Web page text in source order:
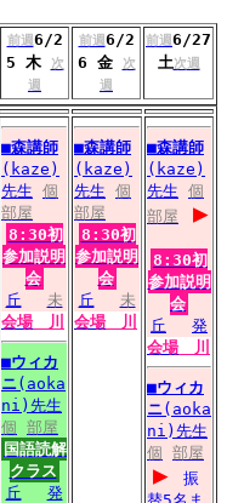
前週6/2
5 木
次
週
前週6/2
6 金
次
週
前週6/27
土次週
■森講師
(kaze)
先生 個
部屋
8:30初
参加説明
会
丘
未
会場川
■ウィカ
ニ(aoka
ni)先生
個 部屋
国語読解
クラス
丘
発
■森講師
(kaze)
先生 個
部屋
8:30初
参加説明
会
丘
未
会場川
■森講師
(kaze)
先生 個
部屋
▶
8:30初
参加説明
会
丘
発
会場川
■ウィカ
ニ(aoka
ni)先生
個 部屋
▶
振
替5名ま